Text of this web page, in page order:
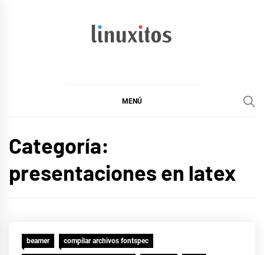
MENÚ
Categoría:
presentaciones en latex
beamer compilar archivos fontspec